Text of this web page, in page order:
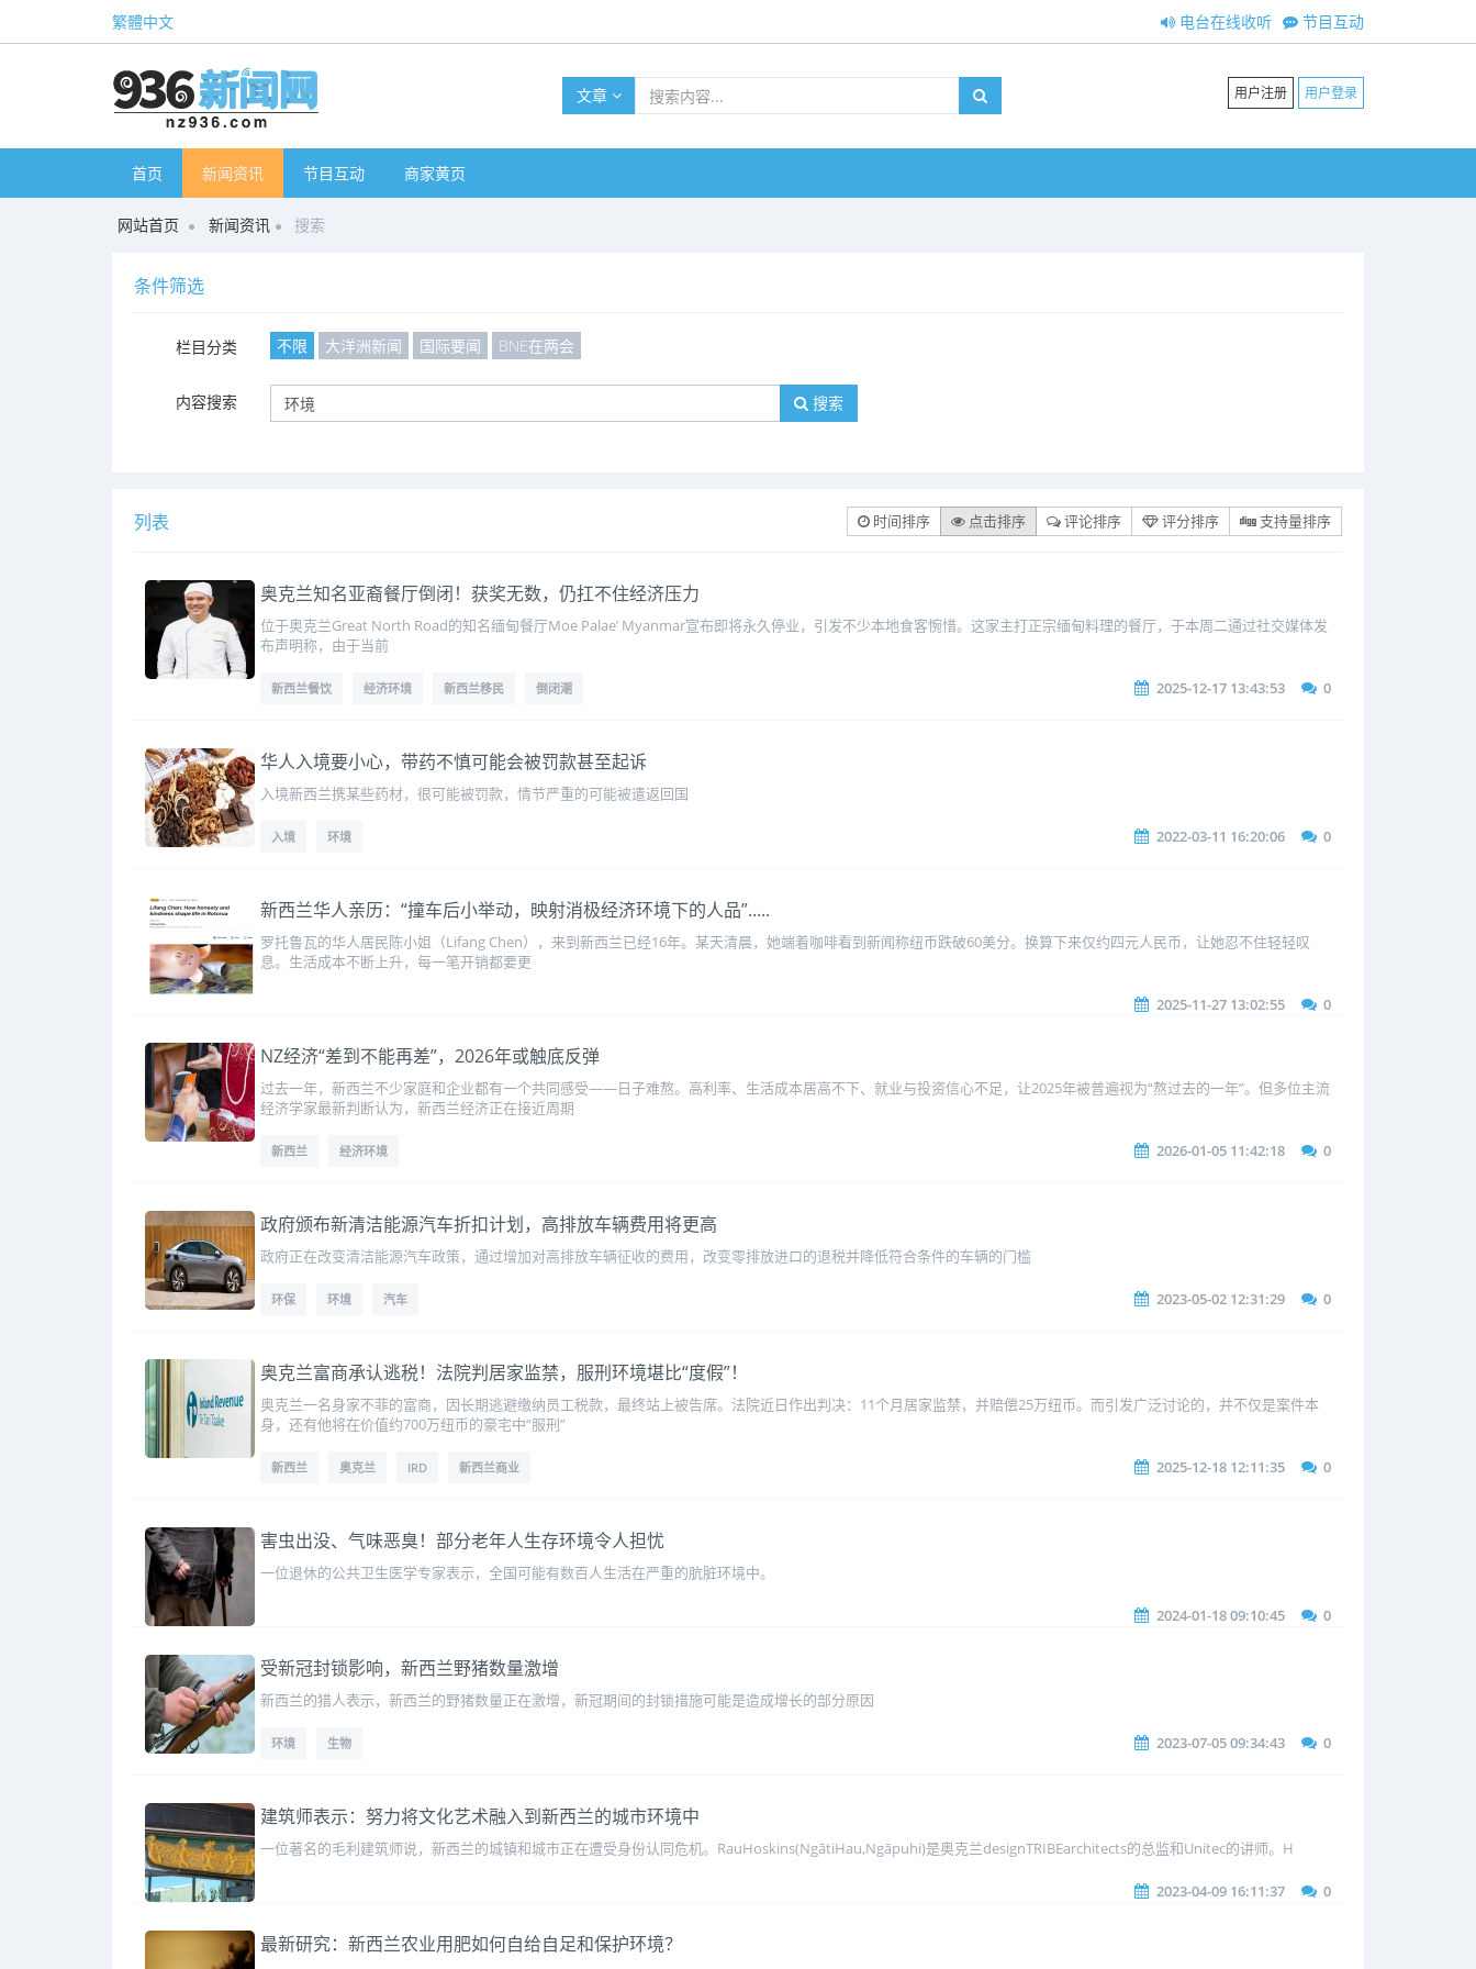
繁體中文 节目互动
电台在线收听
文章 用户注册 用户登录
首页 新闻资讯 节目互动 商家黄页
网站首页 新闻资讯 搜索
条件筛选
栏目分类 不限 大洋洲新闻 国际要闻 BNE在两会
内容搜索 搜索
列表 时间排序 点击排序 评论排序 评分排序 支持量排序
奥克兰知名亚裔餐厅倒闭！获奖无数，仍扛不住经济压力
位于奥克兰Great North Road的知名缅甸餐厅Moe Palae’ Myanmar宣布即将永久停业，引发不少本地食客惋惜。这家主打正宗缅甸料理的餐厅，于本周二通过社交媒体发
布声明称，由于当前
新西兰餐饮 经济环境 新西兰移民 倒闭潮 2025-12-17 13:43:53 0
华人入境要小心，带药不慎可能会被罚款甚至起诉
入境新西兰携某些药材，很可能被罚款，情节严重的可能被遣返回国
入境 环境 2022-03-11 16:20:06 0
新西兰华人亲历：“撞车后小举动，映射消极经济环境下的人品”.....
罗托鲁瓦的华人居民陈小姐（Lifang Chen），来到新西兰已经16年。某天清晨，她端着咖啡看到新闻称纽币跌破60美分。换算下来仅约四元人民币，让她忍不住轻轻叹
息。生活成本不断上升，每一笔开销都要更
2025-11-27 13:02:55 0
NZ经济“差到不能再差”，2026年或触底反弹
过去一年，新西兰不少家庭和企业都有一个共同感受——日子难熬。高利率、生活成本居高不下、就业与投资信心不足，让2025年被普遍视为“熬过去的一年”。但多位主流
经济学家最新判断认为，新西兰经济正在接近周期
新西兰 经济环境 2026-01-05 11:42:18 0
政府颁布新清洁能源汽车折扣计划，高排放车辆费用将更高
政府正在改变清洁能源汽车政策，通过增加对高排放车辆征收的费用，改变零排放进口的退税并降低符合条件的车辆的门槛
环保 环境 汽车 2023-05-02 12:31:29 0
奥克兰富商承认逃税！法院判居家监禁，服刑环境堪比“度假”！
奥克兰一名身家不菲的富商，因长期逃避缴纳员工税款，最终站上被告席。法院近日作出判决：11个月居家监禁，并赔偿25万纽币。而引发广泛讨论的，并不仅是案件本
身，还有他将在价值约700万纽币的豪宅中“服刑”
新西兰 奥克兰 IRD 新西兰商业 2025-12-18 12:11:35 0
害虫出没、气味恶臭！部分老年人生存环境令人担忧
一位退休的公共卫生医学专家表示，全国可能有数百人生活在严重的肮脏环境中。
2024-01-18 09:10:45 0
受新冠封锁影响，新西兰野猪数量激增
新西兰的猎人表示，新西兰的野猪数量正在激增，新冠期间的封锁措施可能是造成增长的部分原因
环境 生物 2023-07-05 09:34:43 0
建筑师表示：努力将文化艺术融入到新西兰的城市环境中
一位著名的毛利建筑师说，新西兰的城镇和城市正在遭受身份认同危机。RauHoskins(NgātiHau,Ngāpuhi)是奥克兰designTRIBEarchitects的总监和Unitec的讲师。H
2023-04-09 16:11:37 0
最新研究：新西兰农业用肥如何自给自足和保护环境？